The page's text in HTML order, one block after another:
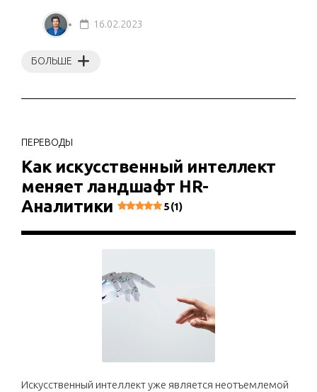
БОЛЬШЕ
16.02.2023
ПЕРЕВОДЫ
Как искусственный интеллект
меняет ландшафт HR-
Аналитики
5 (1)
Искусственный интеллект уже является неотъемлемой